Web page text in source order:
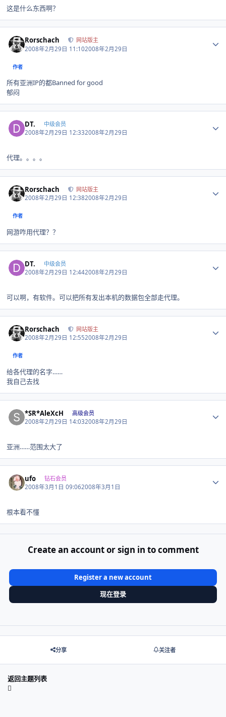
这是什么东西啊？
Rorschach 网站版主
2008年2月29日 11:102008年2月29日
作者
所有亚洲IP的都Banned for good
郁闷
DT. 中级会员
2008年2月29日 12:332008年2月29日
代理。。。。
Rorschach 网站版主
2008年2月29日 12:382008年2月29日
作者
网游咋用代理？？
DT. 中级会员
2008年2月29日 12:442008年2月29日
可以啊，有软件。可以把所有发出本机的数据包全部走代理。
Rorschach 网站版主
2008年2月29日 12:552008年2月29日
作者
给各代理的名字……
我自己去找
*SR*AleXcH 高级会员
2008年2月29日 14:032008年2月29日
亚洲……范围太大了
ufo 钻石会员
2008年3月1日 09:062008年3月1日
根本看不懂
Create an account or sign in to comment
Register a new account
现在登录
分享 关注者
返回主题列表